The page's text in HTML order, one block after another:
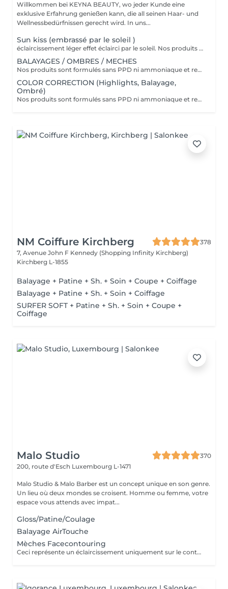
Willkommen bei KEYNA BEAUTY, wo jeder Kunde eine
exklusive Erfahrung genießen kann, die all seinen Haar- und
Wellnessbedürfnissen gerecht wird. In uns...
Sun kiss (embrassé par le soleil )
éclaircissement léger effet éclairci par le soleil. Nos produits sont formulés sans PPD ni ammoniaque et renferment des ingrédients d'origine naturelle comme l'aloe vera, le miel, le beurre de karité et la grenade. VEUILLEZ SÉLECTIONNER LE COIFFAGE PAR LA SUITE DE VOTRE RÉSERVATION SVP
BALAYAGES / OMBRES / MECHES
Nos produits sont formulés sans PPD ni ammoniaque et renferment des ingrédients d'origine naturelle comme l'aloe vera, le miel, le beurre de karité et la grenade. VEUILLEZ SÉLECTIONNER LE COIFFAGE PAR LA SUITE DE VOTRE RÉSERVATION SVP
COLOR CORRECTION (Highlights, Balayage,
Ombré)
Nos produits sont formulés sans PPD ni ammoniaque et renferment des ingrédients d'origine naturelle comme l'aloe vera, le miel, le beurre de karité et la grenade. VEUILLEZ SÉLECTIONNER LE COIFFAGE PAR LA SUITE DE VOTRE RÉSERVATION SVP
NM Coiffure Kirchberg
378
7, Avenue John F Kennedy (Shopping Infinity Kirchberg)
Kirchberg L-1855
Balayage + Patine + Sh. + Soin + Coupe + Coiffage
Balayage + Patine + Sh. + Soin + Coiffage
SURFER SOFT + Patine + Sh. + Soin + Coupe +
Coiffage
Malo Studio
370
200, route d'Esch Luxembourg L-1471
Malo Studio & Malo Barber est un concept unique en son genre.
Un lieu où deux mondes se croisent. Homme ou femme, votre
espace vous attends avec impat...
Gloss/Patine/Coulage
Balayage AirTouche
Mèches Facecontouring
Ceci représente un éclaircissement uniquement sur le contour du visage.